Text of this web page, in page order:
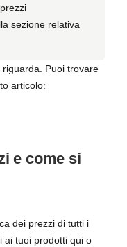
sezione relativa
Puoi trovare
articolo:
e come si
dei prezzi di tutti i
ai tuoi prodotti qui o